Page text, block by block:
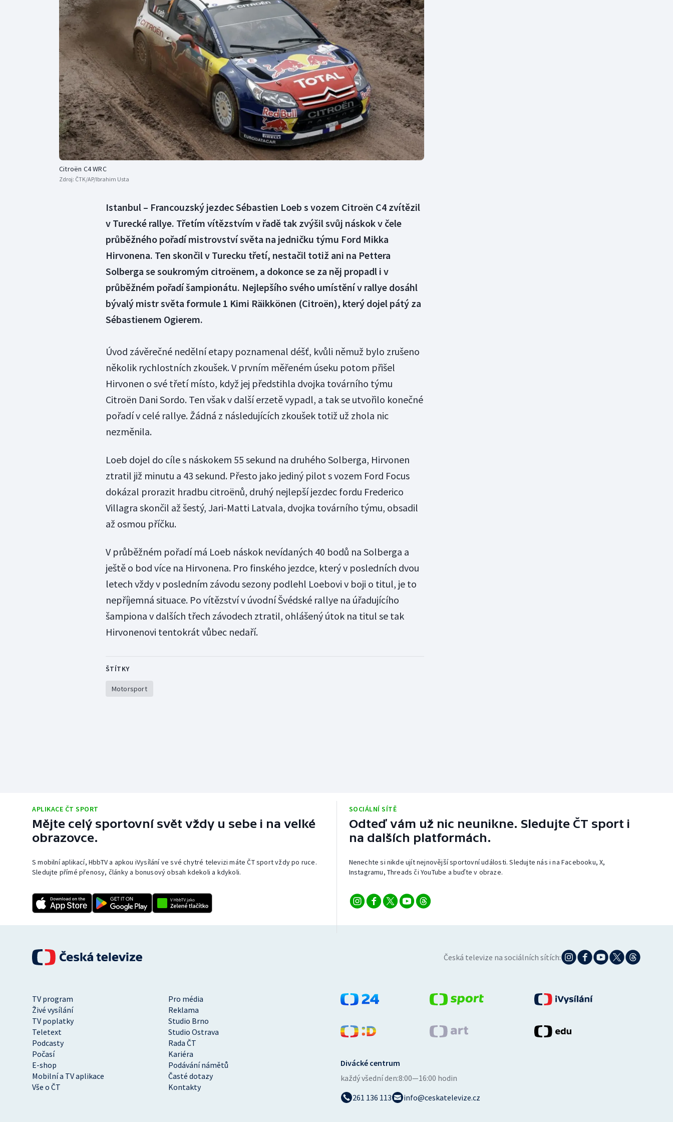
Curling
Dostihy
Florbal
Futsal
Golf
Gymnastika
Moderní pětiboj
Motorsport
Olympijské hry
Parasport
Plavání
Plážový volejbal
Triatlon
Veslování
Vodní slalom
Volejbal
Ostatní
Citroën C4 WRC
Zdroj: ČTK/AP/Ibrahim Usta
Istanbul – Francouzský jezdec Sébastien Loeb s vozem Citroën C4 zvítězil
v Turecké rallye. Třetím vítězstvím v řadě tak zvýšil svůj náskok v čele
průběžného pořadí mistrovství světa na jedničku týmu Ford Mikka
Hirvonena. Ten skončil v Turecku třetí, nestačil totiž ani na Pettera
Solberga se soukromým citroënem, a dokonce se za něj propadl i v
průběžném pořadí šampionátu. Nejlepšího svého umístění v rallye dosáhl
bývalý mistr světa formule 1 Kimi Räikkönen (Citroën), který dojel pátý za
Sébastienem Ogierem.
Úvod závěrečné nedělní etapy poznamenal déšť, kvůli němuž bylo zrušeno
několik rychlostních zkoušek. V prvním měřeném úseku potom přišel
Hirvonen o své třetí místo, když jej předstihla dvojka továrního týmu
Citroën Dani Sordo. Ten však v další erzetě vypadl, a tak se utvořilo konečné
pořadí v celé rallye. Žádná z následujících zkoušek totiž už zhola nic
nezměnila.
Loeb dojel do cíle s náskokem 55 sekund na druhého Solberga, Hirvonen
ztratil již minutu a 43 sekund. Přesto jako jediný pilot s vozem Ford Focus
dokázal prorazit hradbu citroënů, druhý nejlepší jezdec fordu Frederico
Villagra skončil až šestý, Jari-Matti Latvala, dvojka továrního týmu, obsadil
až osmou příčku.
V průběžném pořadí má Loeb náskok nevídaných 40 bodů na Solberga a
ještě o bod více na Hirvonena. Pro finského jezdce, který v posledních dvou
letech vždy v posledním závodu sezony podlehl Loebovi v boji o titul, je to
nepříjemná situace. Po vítězství v úvodní Švédské rallye na úřadujícího
šampiona v dalších třech závodech ztratil, ohlášený útok na titul se tak
Hirvonenovi tentokrát vůbec nedaří.
ŠTÍTKY
Motorsport
APLIKACE ČT SPORT
Mějte celý sportovní svět vždy u sebe i na velké
obrazovce.
S mobilní aplikací, HbbTV a apkou iVysílání ve své chytré televizi máte ČT sport vždy po ruce.
Sledujte přímé přenosy, články a bonusový obsah kdekoli a kdykoli.
SOCIÁLNÍ SÍTĚ
Odteď vám už nic neunikne. Sledujte ČT sport i
na dalších platformách.
Nenechte si nikde ujít nejnovější sportovní události. Sledujte nás i na Facebooku, X,
Instagramu, Threads či YouTube a buďte v obraze.
Česká televize na sociálních sítích:
TV program
Pro média
Živé vysílání
Reklama
TV poplatky
Studio Brno
Teletext
Studio Ostrava
Podcasty
Rada ČT
Počasí
Kariéra
E-shop
Podávání námětů
Mobilní a TV aplikace
Časté dotazy
Vše o ČT
Kontakty
Divácké centrum
každý všední den:8:00—16:00 hodin
261 136 113
info@ceskatelevize.cz